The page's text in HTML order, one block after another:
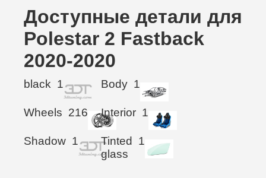
Доступные детали для
Polestar 2 Fastback
2020-2020
black 1 Body 1
Wheels 216 Interior 1
Shadow 1
Tinted
glass
1